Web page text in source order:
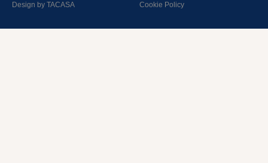
Design by TACASA
Cookie Policy